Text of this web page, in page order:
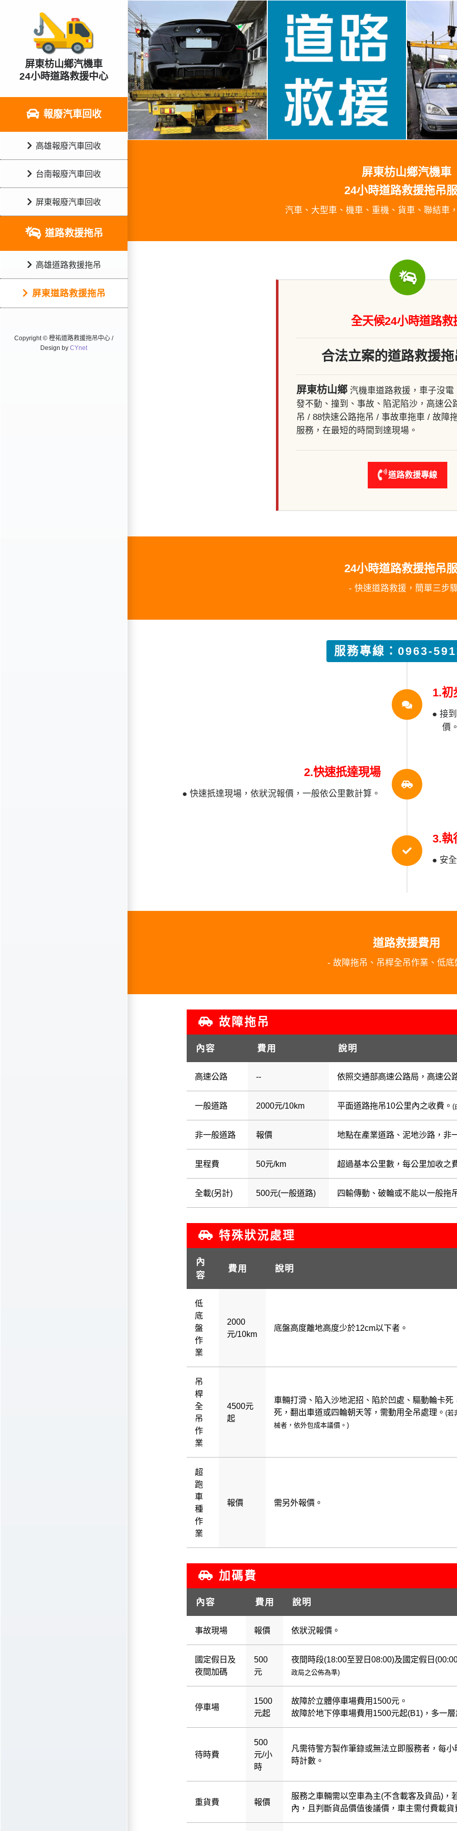
屏東枋山鄉汽機車
24小時道路救援中心
報廢汽車回收
高雄報廢汽車回收
台南報廢汽車回收
屏東報廢汽車回收
道路救援拖吊
高雄道路救援拖吊
屏東道路救援拖吊
Copyright © 橙祐道路救援拖吊中心 /
Design by CYnet
屏東枋山鄉汽機車
24小時道路救援拖吊
汽車、大型車、機車、重機、貨車、聯結車
全天候24小時道路救
合法立案的道路救援拖
屏東枋山鄉 汽機車道路救援，車子沒電
發不動、撞到、事故、陷泥陷沙，高速公
吊 / 88快速公路拖吊 / 事故車拖車 / 故障
服務，在最短的時間到達現場。
道路救援專線
24小時道路救援拖吊
- 快速道路救援，簡單三步
服務專線：0963-
1.初
● 接
價。
2.快速扺達現場
● 快速扺達現場，依狀況報價，一般依公里數計算。
3.執
● 安
道路救援費用
- 故障拖吊、吊桿全吊作業、低底
故障拖吊
內容 費用 說明
高速公路 -- 依照交通部高速公路局，高速公
一般道路 2000元/10km 平面道路拖吊10公里內之收費。(
非一般道路 報價 地點在產業道路、泥地沙路，非
里程費 50元/km 超過基本公里數，每公里加收之
全載(另計) 500元(一般道路) 四輸傳動、破輪或不能以一般拖
特殊狀況處理
內
容
費用 說明
低
底
盤
作
業
2000
元/10km
底盤高度離地高度少於12cm以下者。
吊
桿
全
吊
作
業
4500元
起
車輛打滑、陷入沙地泥招、陷於凹處、驅動輪卡
死，翻出車道或四輪朝天等，需動用全吊處理。(若
械者，依外包成本議價。)
超
跑
車
種
作
業
報價 需另外報價。
加碼費
內容 費用 說明
事故現場 報價 依狀況報價。
國定假日及
夜間加碼
500
元
夜間時段(18:00至翌日08:00)及國定假日
政局之公佈為準)
停車場
1500
元起
故障於立體停車場費用1500元。
故障於地下停車場費用1500元起(B1)，多一層
待時費
500
元/小
時
凡需待警方製作筆錄或無法立即服務者，每
時計數。
重貨費 報價
服務之車輛需以空車為主(不含載客及貨品)，
內，且判斷貨品價值後議價，車主需付費載貨